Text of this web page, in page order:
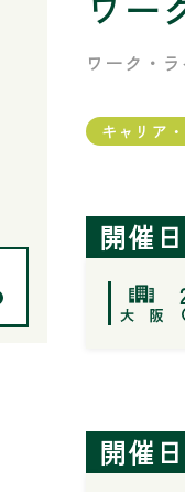
ワーク・
キャリア
開催
開催